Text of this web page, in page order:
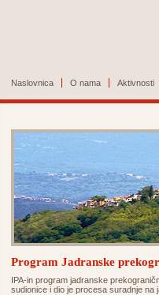
Naslovnica O nama Aktivnosti
Program Jadranske
IPA-in program jadranske
sudionice i dio je procesa suradnje na